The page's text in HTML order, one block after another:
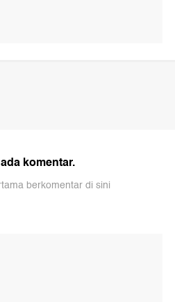
komentar.
berkomentar di sini